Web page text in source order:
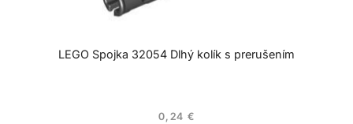
LEGO Spojka 32054 Dlhý kolík s prerušením
0,24 €